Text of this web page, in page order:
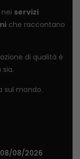
servizi
che raccontano
di qualità è
sul mondo.
08/2026